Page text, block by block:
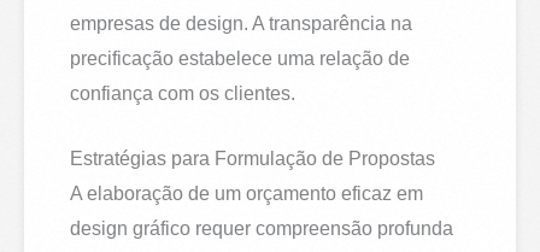
empresas de design. A transparência na
precificação estabelece uma relação de
confiança com os clientes.
Estratégias para Formulação de Propostas
A elaboração de um orçamento eficaz em
design gráfico requer compreensão profunda